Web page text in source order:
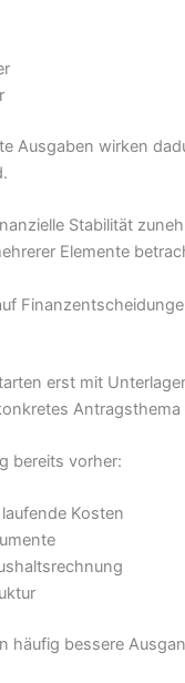
Ausgaben wirken
Stabilität
Elemente
erst mit
Antragsthema
bereits vorher:
Kosten
häufig bessere